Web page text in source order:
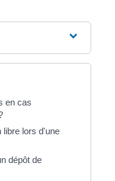
en cas
libre lors d'une
dépôt de